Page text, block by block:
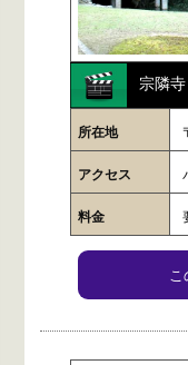
宗隣寺
所在地
アクセス
料金
こ